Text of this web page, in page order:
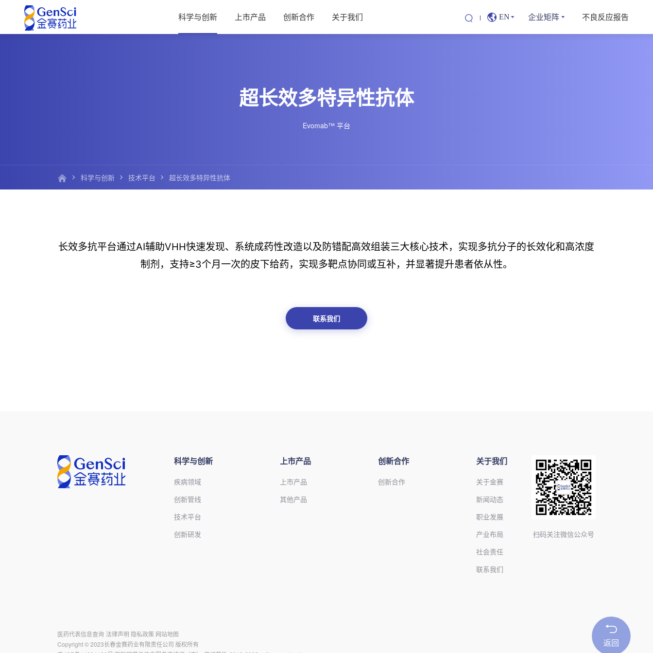
科学与创新 上市产品 创新合作 关于我们 EN 企业矩阵 不良反应报告
超长效多特异性抗体
Evomab™ 平台
科学与创新 技术平台 超长效多特异性抗体
长效多抗平台通过AI辅助VHH快速发现、系统成药性改造以及防错配高效组装三大核心技术，实现多抗分子的长效化和高浓度
制剂，支持≥3个月一次的皮下给药，实现多靶点协同或互补，并显著提升患者依从性。
联系我们
科学与创新
疾病领域
创新管线
技术平台
创新研发
上市产品
上市产品
其他产品
创新合作
创新合作
关于我们
关于金赛
新闻动态
职业发展
产业布局
社会责任
联系我们
扫码关注微信公众号
Copyright © 2023长春金赛药业有限责任公司 版权所有
医药代表信息查询 法律声明 隐私政策 网站地图
返回